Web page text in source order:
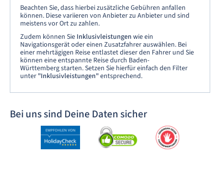
Beachten Sie, dass hierbei zusätzliche Gebühren anfallen
können. Diese variieren von Anbieter zu Anbieter und sind
meistens vor Ort zu zahlen.
Zudem können Sie Inklusivleistungen wie ein
Navigationsgerät oder einen Zusatzfahrer auswählen. Bei
einer mehrtägigen Reise entlastet dieser den Fahrer und Sie
können eine entspannte Reise durch Baden-
Württemberg starten. Setzen Sie hierfür einfach den Filter
unter "Inklusivleistungen"entsprechend.
Bei uns sind Deine Daten sicher